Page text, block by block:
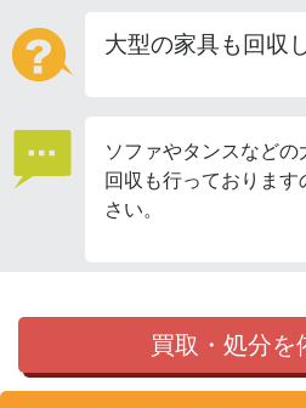
大型の家具も回収
ソファやタンスなどの
回収も行っておりま
さい。
買取・処分を